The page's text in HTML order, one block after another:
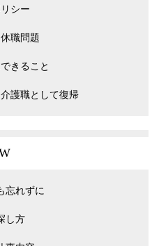
シー
職問題
きること
護職として復帰
忘れずに
し方